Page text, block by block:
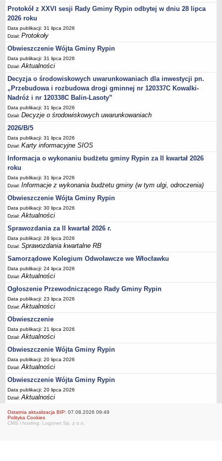
Plan pracy komisji rewizyjnej
Sesje Rady Gminy Rypin
PRAWO LOKALNE
Statut
Strategia rozwoju
Uchwały
Projekty uchwał
Protokoły
Imienne wykazy głosowań radnych
Postać dokumentów
Akty Prawne, Dzienniki Ustaw, Monitory Polskie
Prawo miejscowe
Zarządzenia
Studium uwarunkowań i kierunków zagospodarowania
przestrzennego
Dane przestrzenne - MPZP
Stałe obwody głosowania, numery, granice oraz siedziby
obwodowych komisji wyborczych, opis granic okręgów wyborczych
Plan ogólny gminy Rypin
FINANSE GMINY
Budżet
Zmiany budżetu
Wieloletnia Prognoza Finansowa
Majątek gminy
Majątek jednostek organizacyjnych
Dług publiczny
Realizacja inwestycji
Sprawozdania z wykonania budżetu
Sprawozdania kwartalne RB
Sprawozdania finansowe
Informacje z wykonania budżetu gminy (w tym ulgi, odroczenia)
Interpretacje indywidualne
BUDOWA PRZYDOMOWYCH OCZYSZCZALNI ŚCIEKÓW -
DOFINANSOWANIE
Protokół z XXVI sesji Rady Gminy Rypin odbytej w dniu 28 lipca
2026 roku
Data publikacji: 31 lipca 2026
Dział:Protokoły
Obwieszczenie Wójta Gminy Rypin
Data publikacji: 31 lipca 2026
Dział:Aktualności
Decyzja o środowiskowych uwarunkowaniach dla inwestycji pn.
„Przebudowa i rozbudowa drogi gminnej nr 120337C Kowalki-
Nadróż i nr 120338C Balin-Lasoty”
Data publikacji: 31 lipca 2026
Dział:Decyzje o środowiskowych uwarunkowaniach
2026/B/5
Data publikacji: 31 lipca 2026
Dział:Karty informacyjne SIOS
Informacja o wykonaniu budżetu gminy Rypin za II kwartał 2026
roku
Data publikacji: 31 lipca 2026
Dział:Informacje z wykonania budżetu gminy (w tym ulgi, odroczenia)
Obwieszczenie Wójta Gminy Rypin
Data publikacji: 30 lipca 2026
Dział:Aktualności
Sprawozdania za II kwartał 2026 r.
Data publikacji: 28 lipca 2026
Dział:Sprawozdania kwartalne RB
Samorządowe Kolegium Odwoławcze we Włocławku
Data publikacji: 24 lipca 2026
Dział:Aktualności
Ogłoszenie Przewodniczącego Rady Gminy Rypin
Data publikacji: 23 lipca 2026
Dział:Aktualności
Obwieszczenie
Data publikacji: 21 lipca 2026
Dział:Aktualności
Obwieszczenie Wójta Gminy Rypin
Data publikacji: 20 lipca 2026
Dział:Aktualności
Obwieszczenie Wójta Gminy Rypin
Data publikacji: 20 lipca 2026
Dział:Aktualności
Ostatnia aktualizacja BIP: 07.08.2026 09:49
Polityka Cookies
CMS i hosting: Logonet Sp. z o.o.